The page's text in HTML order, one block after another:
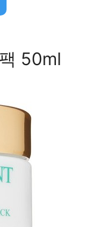
50ml